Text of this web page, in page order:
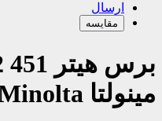
ارسال
مقایسه
مینولتا Konica Minolta